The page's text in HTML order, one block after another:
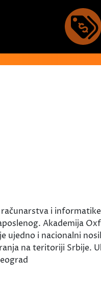
i
Akademija
i nacionalni
na teritoriji Srbije.